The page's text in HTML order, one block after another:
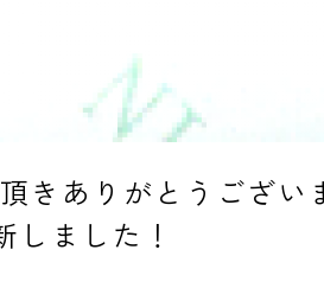
きありがとうござい
ました！